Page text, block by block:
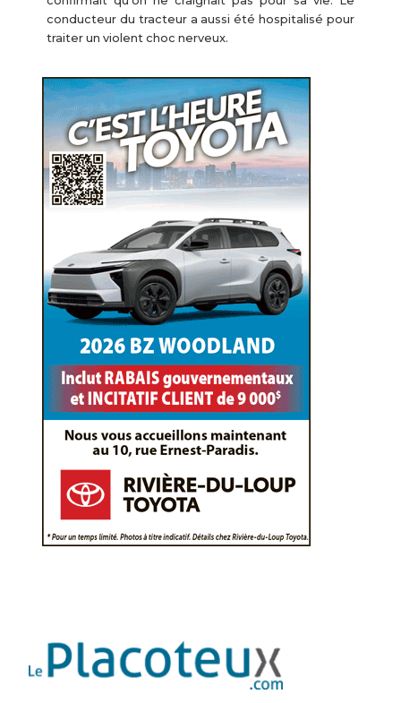
conducteur du tracteur a aussi été hospitalisé pour
traiter un violent choc nerveux.